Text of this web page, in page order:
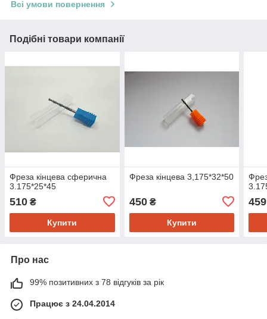
Всі умови повернення
Подібні товари компанії
Фреза кінцева сферична
3.175*25*45
510 ₴
Купити
Фреза кінцева 3,175*32*50
450₴
Купити
459
Про нас
99% позитивних з 78 відгуків за рік
Працює з 24.04.2014